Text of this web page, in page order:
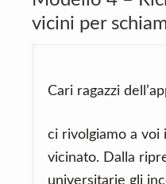
vicini per
Cari ragazzi
ci rivolgiamo a voi
vicinato. Dalla
universitarie gli